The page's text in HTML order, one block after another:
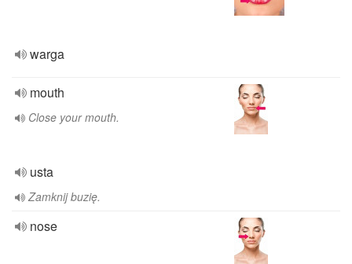
warga
mouth
Close your mouth.
usta
Zamknij buzię.
nose